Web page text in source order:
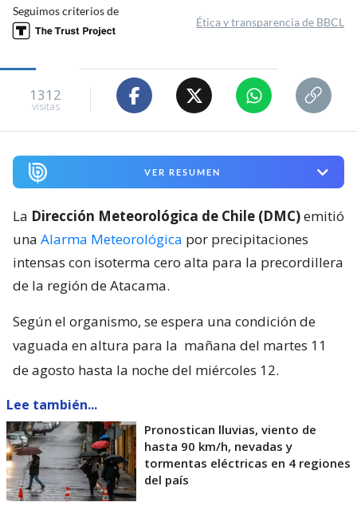
Seguimos criterios de
Ética y transparencia de BBCL
1312
visitas
VER RESUMEN
La Dirección Meteorológica de Chile (DMC)emitió
una Alarma Meteorológica por precipitaciones
intensas con isoterma cero alta para la precordillera
de la región de Atacama.
Según el organismo, se espera una condición de
vaguada en altura para la mañana del martes 11
de agosto hasta la noche del miércoles 12.
Lee también...
Pronostican lluvias, viento de
hasta 90 km/h, nevadas y
tormentas eléctricas en 4 regiones
del país